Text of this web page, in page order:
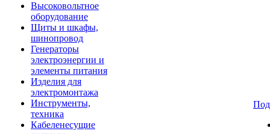
Высоковольтное
оборудование
Щиты и шкафы,
шинопровод
Генераторы
электроэнергии и
элементы питания
Изделия для
электромонтажа
Инструменты,
техника
Кабеленесущие